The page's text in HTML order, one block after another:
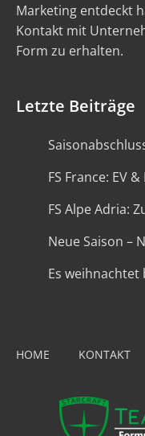
Marketing entdeckt
Kontakt mit
Form zu erhalten.
Letzte Beiträge
FS France: EV
FS Alpe Adria:
Neue Saison –
Es weihnachtet
HOME KONTAKT